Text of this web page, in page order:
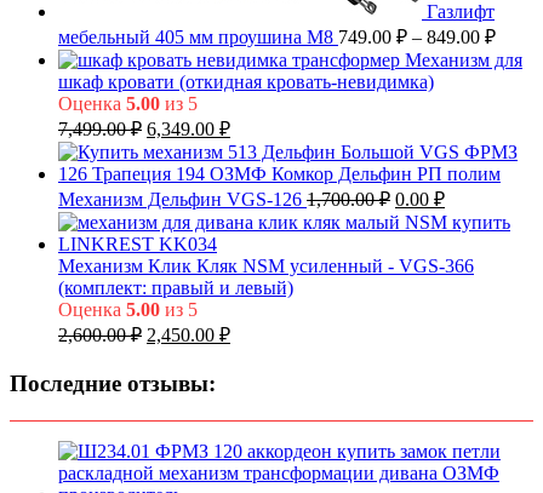
Газлифт
мебельный 405 мм проушина М8 749.00 ₽ – 849.00 ₽
цен:
Механизм для
шкаф кровати (откидная кровать-невидимка)
Оценка 5.00 из 5
7,499.00₽ Первоначальная
цена
составляла
7,499.00 ₽.
6,349.00 ₽Текущая
цена:
6,349.00 ₽.
Механизм Дельфин VGS-126 1,700.00₽ Первоначальная
цена
составляла
1,700.00 ₽.
0.00 ₽Текущая
цена:
Механизм Клик Кляк NSM усиленный - VGS-366
(комплект: правый и левый)
Оценка 5.00 из 5
2,600.00₽ Первоначальная
2,450.00 ₽Текущая
Последние отзывы: